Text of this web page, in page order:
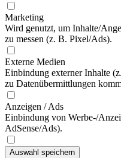
Marketing
Wird genutzt, um Inhalte/
zu messen (z. B. Pixel/Ads).
Externe Medien
Einbindung externer Inhalte
zu Datenübermittlungen
Anzeigen / Ads
Einbindung von Werbe-/
AdSense/Ads).
Auswahl speichern